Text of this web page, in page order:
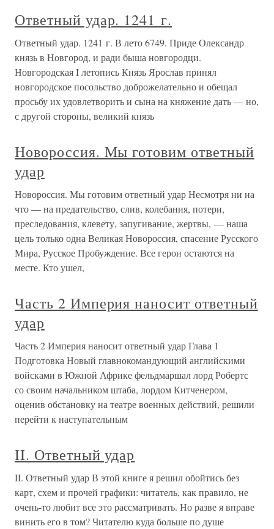
Ответный удар. 1241 г.
Ответный удар. 1241 г. В лето 6749. Приде Олександр
князь в Новгород, и ради быша новгородци.
Новгородская I летопись Князь Ярослав принял
новгородское посольство доброжелательно и обещал
просьбу их удовлетворить и сына на княжение дать — но,
с другой стороны, великий князь
Новороссия. Мы готовим ответный
удар
Новороссия. Мы готовим ответный удар Несмотря ни на
что — на предательство, слив, колебания, потери,
преследования, клевету, запугивание, жертвы, — наша
цель только одна Великая Новороссия, спасение Русского
Мира, Русское Пробуждение. Все герои остаются на
месте. Кто ушел,
Часть 2 Империя наносит ответный
удар
Часть 2 Империя наносит ответный удар Глава 1
Подготовка Новый главнокомандующий английскими
войсками в Южной Африке фельдмаршал лорд Робертс
со своим начальником штаба, лордом Китченером,
оценив обстановку на театре военных действий, решили
перейти к наступательным
II. Ответный удар
II. Ответный удар В этой книге я решил обойтись без
карт, схем и прочей графики: читатель, как правило, не
очень-то любит все это рассматривать. Но разве я вправе
винить его в том? Читателю куда больше по душе